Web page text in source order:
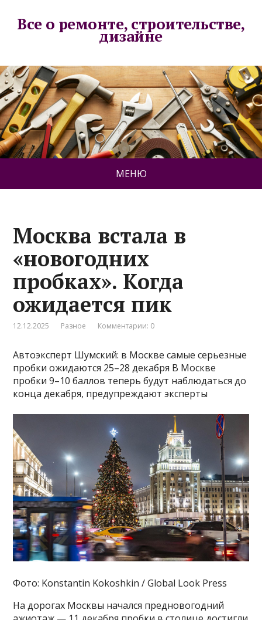
Все о ремонте, строительстве,
дизайне
МЕНЮ
Москва встала в
«новогодних
пробках». Когда
ожидается пик
12.12.2025 Разное Комментарии: 0
Автоэксперт Шумский: в Москве самые серьезные
пробки ожидаются 25–28 декабря В Москве
пробки 9–10 баллов теперь будут наблюдаться до
конца декабря, предупреждают эксперты
Фото: Konstantin Kokoshkin / Global Look Press
На дорогах Москвы начался предновогодний